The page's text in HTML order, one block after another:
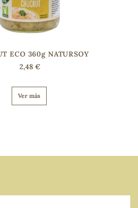
ECO 360g NATURSOY
2,48 €
Ver más